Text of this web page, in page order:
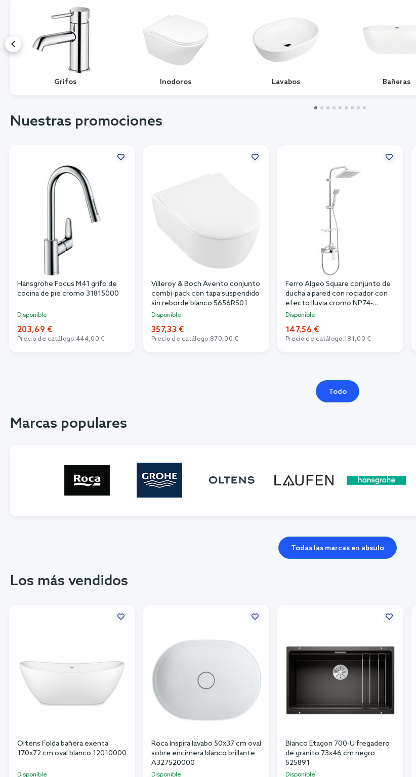
Grifos Inodoros Lavabos Bañeras
Nuestras promociones
Hansgrohe Focus M41 grifo de
cocina de pie cromo 31815000
Disponible
203,69 €
Precio de catálogo:444,00 €
Villeroy & Boch Avento conjunto
combi-pack con tapa suspendido
sin reborde blanco 5656RS01
Disponible
357,33 €
Precio de catálogo:870,00 €
Ferro Algeo Square conjunto de
ducha a pared con rociador con
efecto lluvia cromo NP74-
BAQ7U
Disponible
147,56 €
Precio de catálogo:181,00 €
Todo
Marcas populares
Todas las marcas en absulo
Los más vendidos
Oltens Folda bañera exenta
170x72 cm oval blanco 12010000
Disponible
Roca Inspira lavabo 50x37 cm oval
sobre encimera blanco brillante
A327520000
Disponible
Blanco Etagon 700-U fregadero
de granito 73x46 cm negro
525891
Disponible